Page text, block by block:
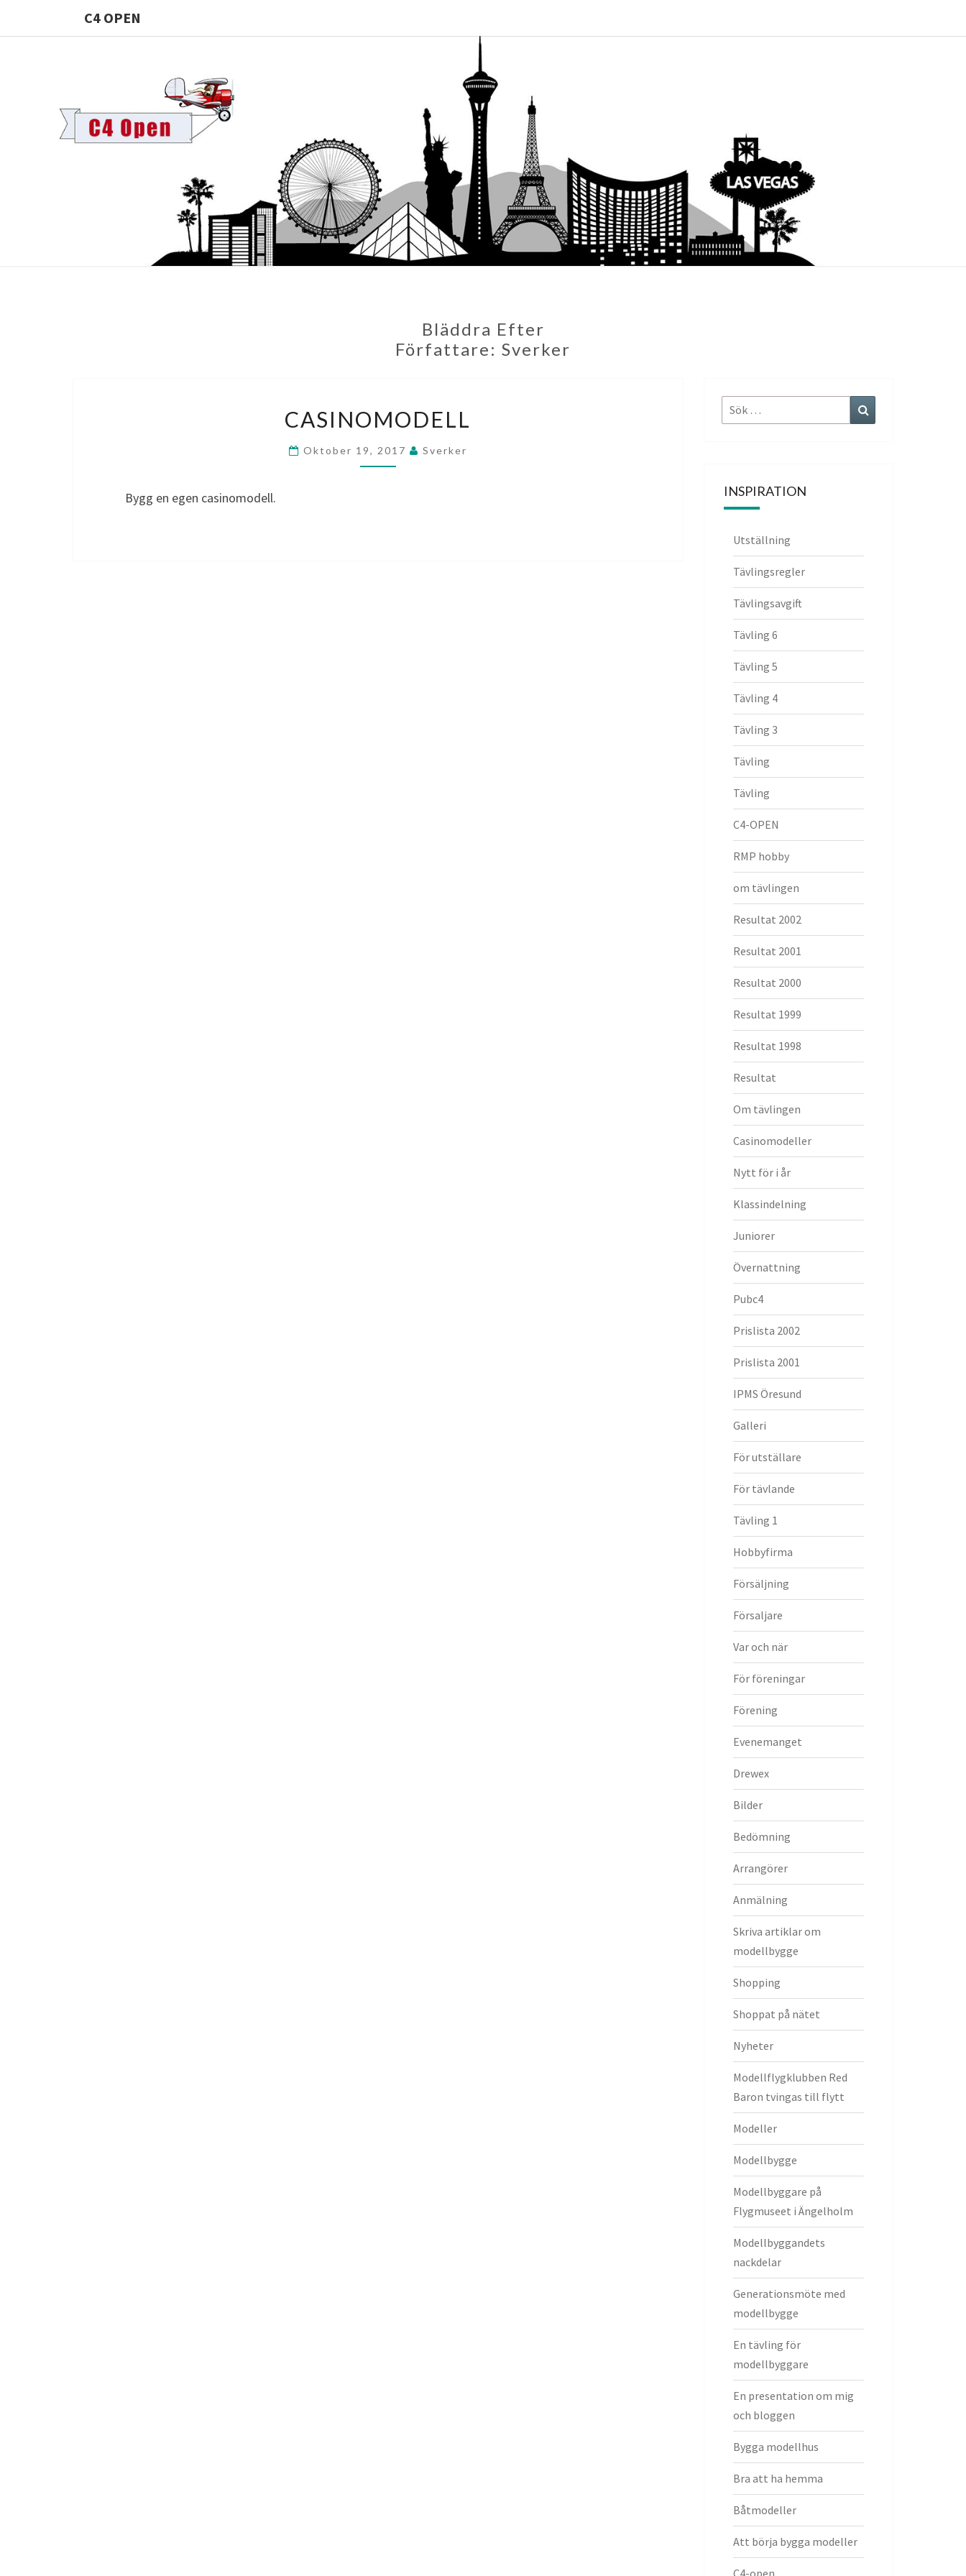
C4 OPEN
C4
OPEN
Allt Du
Behöver Veta
Om
Casinomodeller
Bläddra Efter
Författare: Sverker
CASINOMODELL
Oktober 19, 2017 Sverker
Bygg en egen casinomodell.
Sök
efter:
INSPIRATION
Utställning
Tävlingsregler
Tävlingsavgift
Tävling 6
Tävling 5
Tävling 4
Tävling 3
Tävling
Tävling
C4-OPEN
RMP hobby
om tävlingen
Resultat 2002
Resultat 2001
Resultat 2000
Resultat 1999
Resultat 1998
Resultat
Om tävlingen
Casinomodeller
Nytt för i år
Klassindelning
Juniorer
Övernattning
Pubc4
Prislista 2002
Prislista 2001
IPMS Öresund
Galleri
För utställare
För tävlande
Tävling 1
Hobbyfirma
Försäljning
Försaljare
Var och när
För föreningar
Förening
Evenemanget
Drewex
Bilder
Bedömning
Arrangörer
Anmälning
Skriva artiklar om
modellbygge
Shopping
Shoppat på nätet
Nyheter
Modellflygklubben Red
Baron tvingas till flytt
Modeller
Modellbygge
Modellbyggare på
Flygmuseet i Ängelholm
Modellbyggandets
nackdelar
Generationsmöte med
modellbygge
En tävling för
modellbyggare
En presentation om mig
och bloggen
Bygga modellhus
Bra att ha hemma
Båtmodeller
Att börja bygga modeller
C4-open